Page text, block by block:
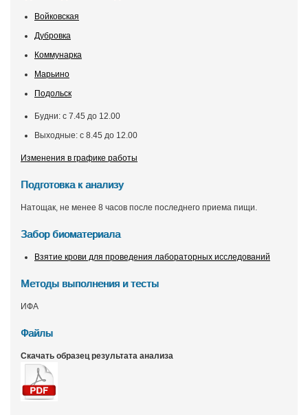
Войковская
Дубровка
Коммунарка
Марьино
Подольск
Будни: с 7.45 до 12.00
Выходные: с 8.45 до 12.00
Изменения в графике работы
Подготовка к анализу
Натощак, не менее 8 часов после последнего приема пищи.
Забор биоматериала
Взятие крови для проведения лабораторных исследований
Методы выполнения и тесты
ИФА
Файлы
Скачать образец результата анализа